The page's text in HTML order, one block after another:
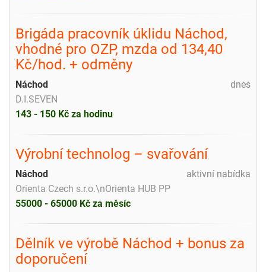
Brigáda pracovník úklidu Náchod,
vhodné pro OZP, mzda od 134,40
Kč/hod. + odměny
dnes
Náchod
D.I.SEVEN
143 - 150 Kč za hodinu
Výrobní technolog – svařování
aktivní nabídka
Náchod
Orienta Czech s.r.o.\nOrienta HUB PP
55000 - 65000 Kč za měsíc
Dělník ve výrobě Náchod + bonus za
doporučení